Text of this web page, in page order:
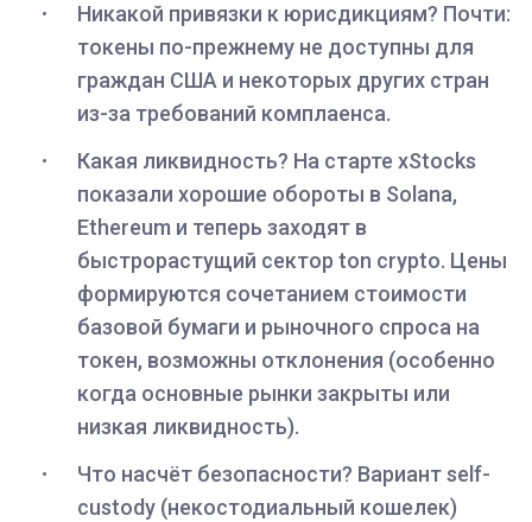
Никакой привязки к юрисдикциям? Почти:
токены по-прежнему не доступны для
граждан США и некоторых других стран
из-за требований комплаенса.
Какая ликвидность? На старте xStocks
показали хорошие обороты в Solana,
Ethereum и теперь заходят в
быстрорастущий сектор ton crypto. Цены
формируются сочетанием стоимости
базовой бумаги и рыночного спроса на
токен, возможны отклонения (особенно
когда основные рынки закрыты или
низкая ликвидность).
Что насчёт безопасности? Вариант self-
custody (некостодиальный кошелек)